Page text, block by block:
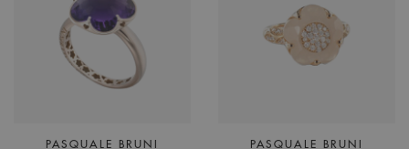
PASQUALE BRUNI PASQUALE BRUNI